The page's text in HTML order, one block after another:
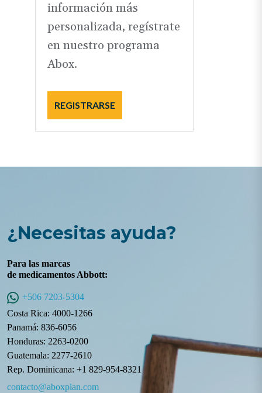
información más
personalizada, regístrate
en nuestro programa
Abox.
REGISTRARSE
¿Necesitas ayuda?
Para las marcas
de medicamentos Abbott:
+506 7203-5304
Costa Rica: 4000-1266
Panamá: 836-6056
Honduras: 2263-0200
Guatemala: 2277-2610
Rep. Dominicana: +1 829-954-8321
contacto@aboxplan.com